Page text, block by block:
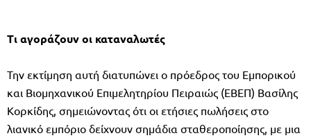
Τι αγοράζουν οι καταναλωτές
Την εκτίμηση αυτή διατυπώνει ο πρόεδρος του Εμπορικού
και Βιομηχανικού Επιμελητηρίου Πειραιώς (ΕΒΕΠ) Βασίλης
Κορκίδης, σημειώνοντας ότι οι ετήσιες πωλήσεις στο
λιανικό εμπόριο δείχνουν σημάδια σταθεροποίησης, με μια